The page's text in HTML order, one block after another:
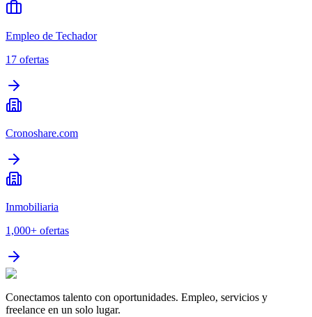
Empleo de Techador
17 ofertas
Cronoshare.com
Inmobiliaria
1,000+ ofertas
Conectamos talento con oportunidades. Empleo, servicios y
freelance en un solo lugar.